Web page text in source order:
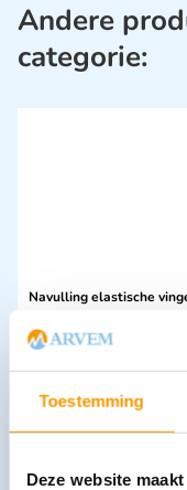
Toestemming
Deze website
Andere
categorie:
Navulling elastische
4.65 excl. btw